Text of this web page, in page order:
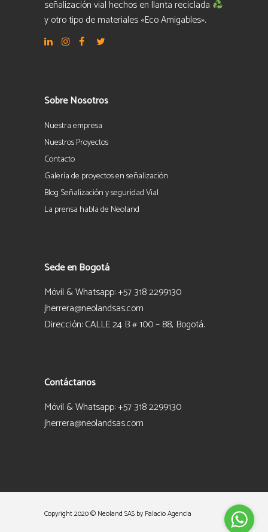
señalización vial hechos en llanta reciclada
y otro tipo de materiales «Eco Amigables».
Sobre Nosotros
Nuestra empresa
Nuestros Proyectos
Contacto
Galería de proyectos en señalización
Blog Señalización y seguridad Vial
La prensa habla de Neoland
Sede en Bogotá
Móvil & Whatsapp: +57 318 2299130
jherrera@neolandsas.com
Dirección: CALLE 24 B # 100 – 88, Bogotá.
Contáctanos
Móvil & Whatsapp: +57 318 2299130
jherrera@neolandsas.com
Copyright 2020 © Neoland SAS by Palacio Agencia